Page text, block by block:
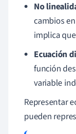
No
cambios
implica
Ecuación
función
variable
Representar
pueden